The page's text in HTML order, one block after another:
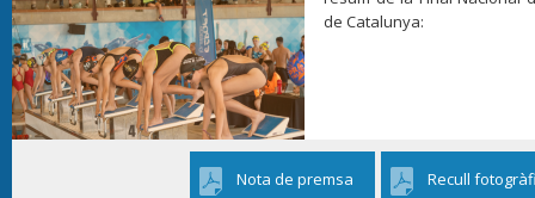
de Catalunya:
Recull
Nota de premsa